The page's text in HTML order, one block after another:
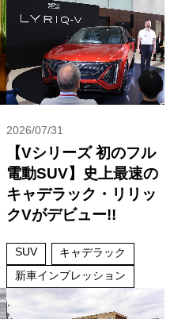
2026/07/31
【Vシリーズ 初のフル
電動SUV】史上最速の
キャデラック・リリッ
クVがデビュー!!
SUV
キャデラック
新車インプレッション